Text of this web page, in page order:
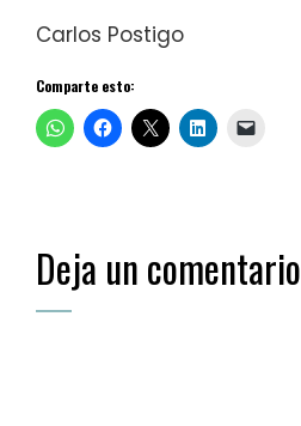
Carlos Postigo
Comparte esto:
Deja un comentario